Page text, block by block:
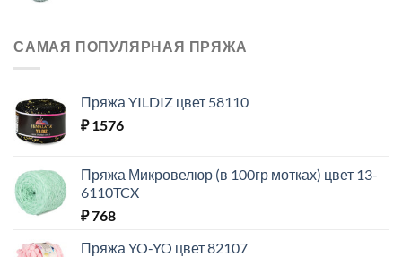
САМАЯ ПОПУЛЯРНАЯ ПРЯЖА
Пряжа YILDIZ цвет 58110
₽1576
Пряжа Микровелюр (в 100гр мотках) цвет 13-
6110TCX
₽768
Пряжа YO-YO цвет 82107